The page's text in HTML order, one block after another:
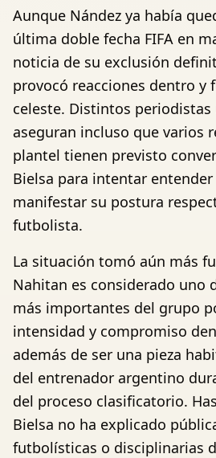
Aunque Nández ya había
última doble fecha FIFA en
noticia de su exclusión
provocó reacciones dentro y
celeste. Distintos periodistas
aseguran incluso que varios
plantel tienen previsto
Bielsa para intentar
manifestar su postura
futbolista.
La situación tomó aún más
Nahitan es considerado uno
más importantes del grupo
intensidad y compromiso
además de ser una pieza
del entrenador argentino
del proceso clasificatorio.
Bielsa no ha explicado
futbolísticas o disciplinarias